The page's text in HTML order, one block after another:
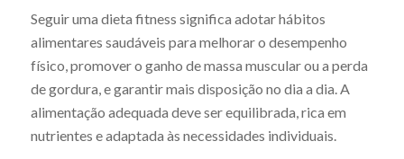
Seguir uma dieta fitness significa adotar hábitos
alimentares saudáveis para melhorar o desempenho
físico, promover o ganho de massa muscular ou a perda
de gordura, e garantir mais disposição no dia a dia. A
alimentação adequada deve ser equilibrada, rica em
nutrientes e adaptada às necessidades individuais.